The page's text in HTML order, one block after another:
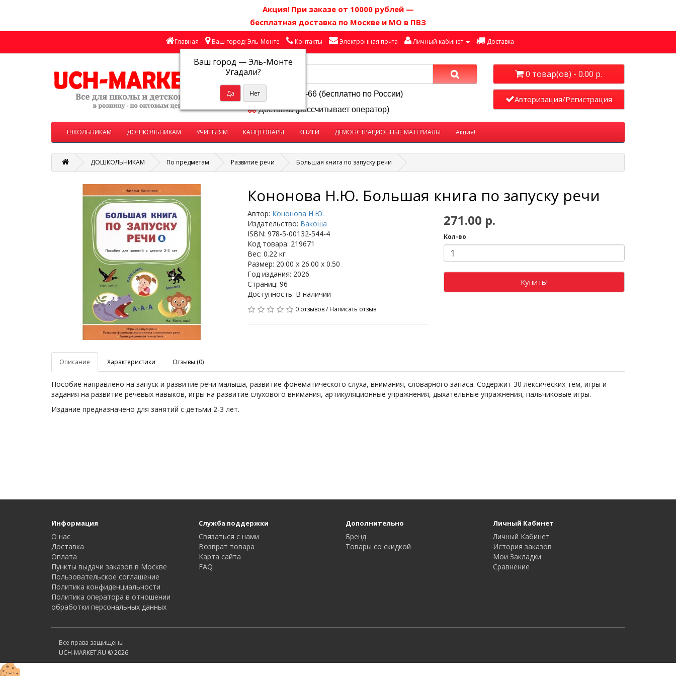
Акция! При заказе от 10000 рублей —
бесплатная доставка по Москве и МО в ПВЗ
Главная Ваш город: Эль-Монте
Ваш город —Эль-Монте
Угадали?
Контакты Электронная почта Личный кабинет Доставка
0 товар(ов) - 0.00 р.
8-800-250-58-66 (бесплатно по России)
Доставка (рассчитывает оператор)
Авторизация/Регистрация
ШКОЛЬНИКАМ ДОШКОЛЬНИКАМ УЧИТЕЛЯМ КАНЦТОВАРЫ КНИГИ ДЕМОНСТРАЦИОННЫЕ МАТЕРИАЛЫ Акция!
ДОШКОЛЬНИКАМ По предметам Развитие речи Большая книга по запуску речи
Кононова Н.Ю. Большая книга по запуску речи
Автор: Кононова Н.Ю.
Издательство: Вакоша
ISBN: 978-5-00132-544-4
Код товара: 219671
Вес: 0.22 кг
Размер: 20.00 x 26.00 x 0.50
Год издания: 2026
Страниц: 96
Доступность: В наличии
0 отзывов/Написать отзыв
271.00 р.
Кол-во
Купить!
Описание Характеристики Отзывы (0)
Пособие направлено на запуск и развитие речи малыша, развитие фонематического слуха, внимания, словарного запаса. Содержит 30 лексических тем, игры и
задания на развитие речевых навыков, игры на развитие слухового внимания, артикуляционные упражнения, дыхательные упражнения, пальчиковые игры.
Издание предназначено для занятий с детьми 2-3 лет.
Информация
О нас
Доставка
Оплата
Пункты выдачи заказов в Москве
Пользовательское соглашение
Политика конфиденциальности
Политика оператора в отношении
обработки персональных данных
Служба поддержки
Связаться с нами
Возврат товара
Карта сайта
FAQ
Дополнительно
Бренд
Товары со скидкой
Личный Кабинет
Личный Кабинет
История заказов
Мои Закладки
Сравнение
Все права защищены
UCH-MARKET.RU © 2026